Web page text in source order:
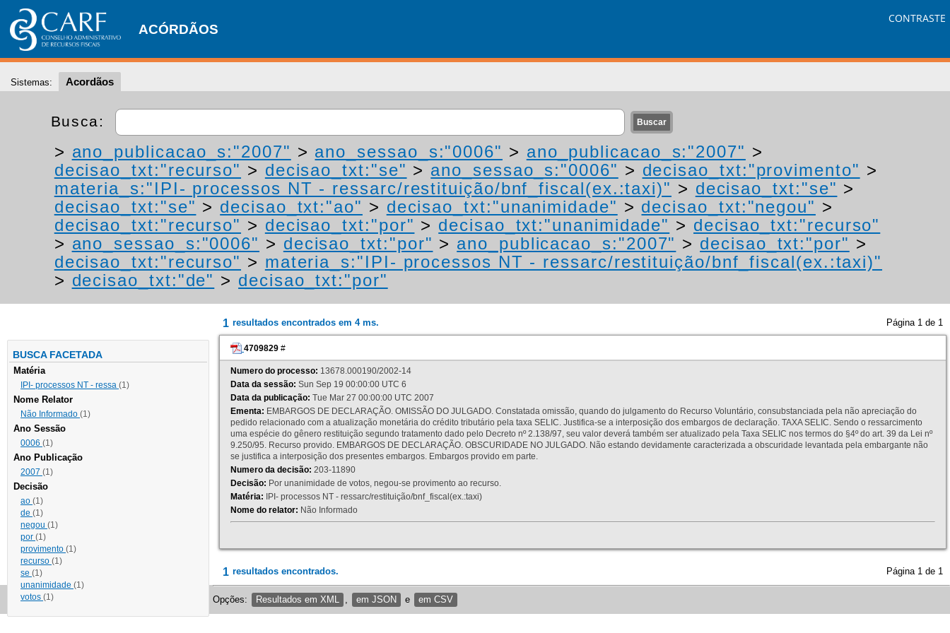
ACÓRDÃOS
CONTRASTE
Sistemas: Acordãos
Busca:
> ano_publicacao_s:"2007" > ano_sessao_s:"0006" > ano_publicacao_s:"2007" >
decisao_txt:"recurso" > decisao_txt:"se" > ano_sessao_s:"0006" > decisao_txt:"provimento" >
materia_s:"IPI- processos NT - ressarc/restituição/bnf_fiscal(ex.:taxi)" > decisao_txt:"se" >
decisao_txt:"se" > decisao_txt:"ao" > decisao_txt:"unanimidade" > decisao_txt:"negou" >
decisao_txt:"recurso" > decisao_txt:"por" > decisao_txt:"unanimidade" > decisao_txt:"recurso"
> ano_sessao_s:"0006" > decisao_txt:"por" > ano_publicacao_s:"2007" > decisao_txt:"por" >
decisao_txt:"recurso" > materia_s:"IPI- processos NT - ressarc/restituição/bnf_fiscal(ex.:taxi)"
> decisao_txt:"de" > decisao_txt:"por"
BUSCA FACETADA
Matéria
IPI- processos NT - ressa (1)
Nome Relator
Não Informado (1)
Ano Sessão
0006 (1)
Ano Publicação
2007 (1)
Decisão
ao (1)
de (1)
negou (1)
por (1)
provimento (1)
recurso (1)
se (1)
unanimidade (1)
votos (1)
1 resultados encontrados em 4 ms. Página 1 de 1
4709829 #
Numero do processo: 13678.000190/2002-14
Data da sessão: Sun Sep 19 00:00:00 UTC 6
Data da publicação: Tue Mar 27 00:00:00 UTC 2007
Ementa: EMBARGOS DE DECLARAÇÃO. OMISSÃO DO JULGADO. Constatada omissão, quando do julgamento do Recurso Voluntário, consubstanciada pela não apreciação do
pedido relacionado com a atualização monetária do crédito tributário pela taxa SELIC. Justifica-se a interposição dos embargos de declaração. TAXA SELIC. Sendo o ressarcimento
uma espécie do gênero restituição segundo tratamento dado pelo Decreto nº 2.138/97, seu valor deverá também ser atualizado pela Taxa SELIC nos termos do §4º do art. 39 da Lei nº
9.250/95. Recurso provido. EMBARGOS DE DECLARAÇÃO. OBSCURIDADE NO JULGADO. Não estando devidamente caracterizada a obscuridade levantada pela embargante não
se justifica a interposição dos presentes embargos. Embargos provido em parte.
Numero da decisão: 203-11890
Decisão: Por unanimidade de votos, negou-se provimento ao recurso.
Matéria: IPI- processos NT - ressarc/restituição/bnf_fiscal(ex.:taxi)
Nome do relator: Não Informado
1 resultados encontrados. Página 1 de 1
Opções: Resultados em XML em JSON e em CSV